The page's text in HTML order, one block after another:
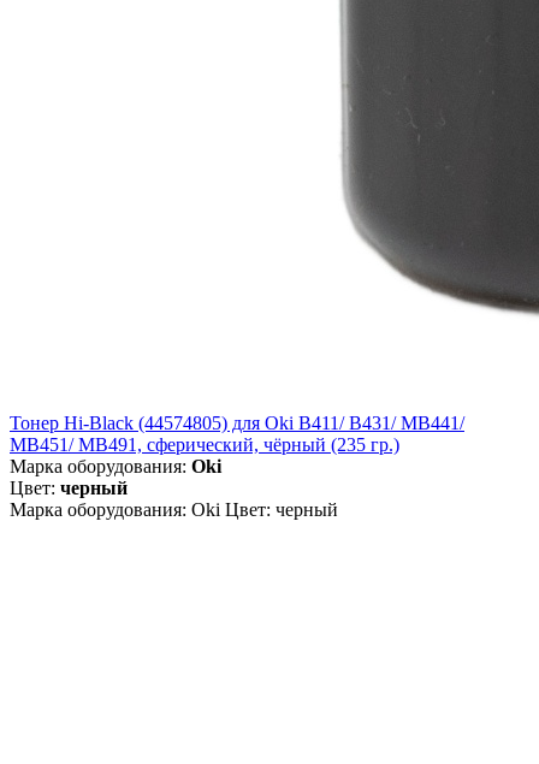
Тонер Hi-Black (44574805) для Oki B411/ B431/ MB441/
MB451/ MB491, сферический, чёрный (235 гр.)
Марка оборудования: Oki
Цвет: черный
Марка оборудования: Oki Цвет: черный